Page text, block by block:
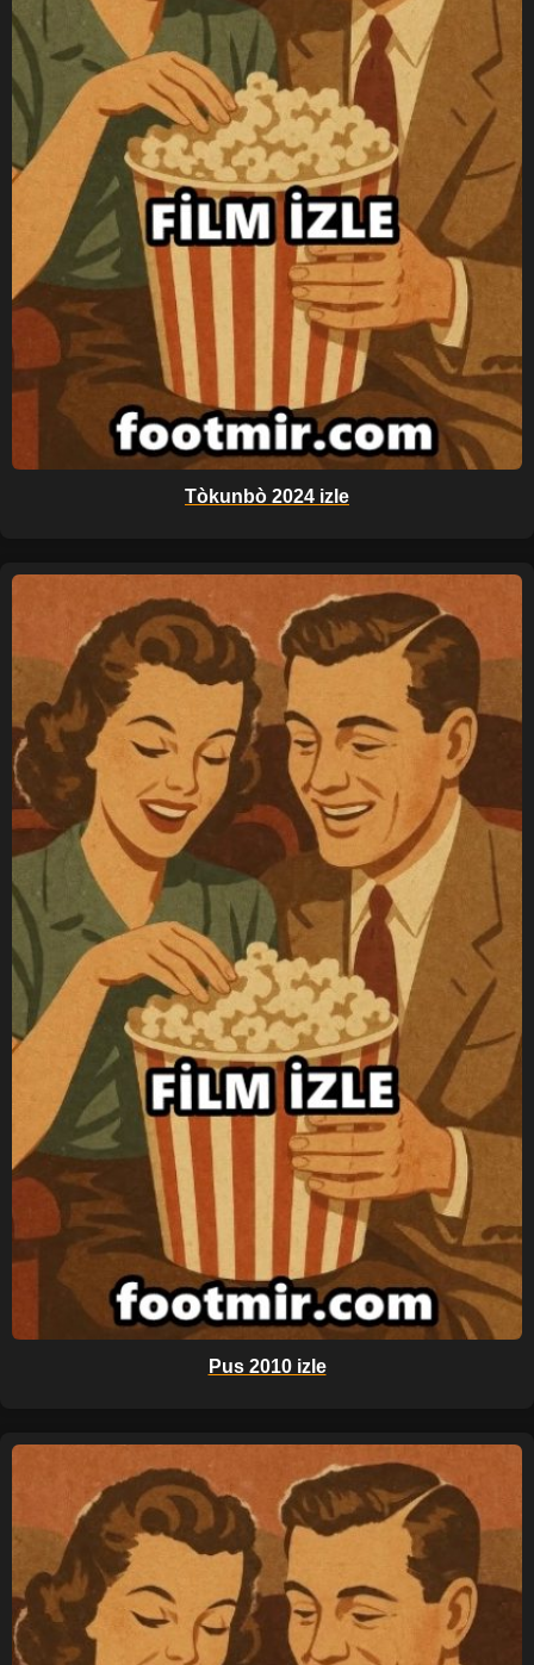
Tòkunbò 2024 izle
Pus 2010 izle